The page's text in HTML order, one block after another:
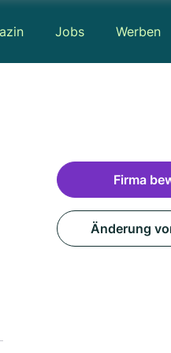
Jobs Werben
Firma
Änderung